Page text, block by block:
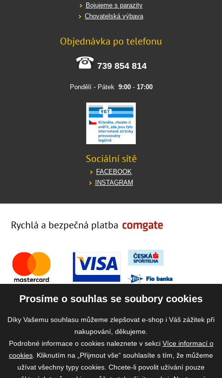
Bojujeme s parazity
Chovatelská výbava
Objednávka po telefonu
739 854 814
Pondělí - Pátek 9:00- 17:00
Sociální sítě
FACEBOOK
INSTAGRAM
Rychlá a bezpečná platba
Prosíme o souhlas se soubory cookies
Díky Vašemu souhlasu můžeme zlepšovat e-shop i Váš zážitek při
nakupování, děkujeme.
Podrobné informace o cookies naleznete v sekci Více informací o
cookies . Kliknutím na „Přijmout vše“ souhlasíte s tím, že můžeme
užívat všechny typy cookies. Chcete-li povolit užívání pouze